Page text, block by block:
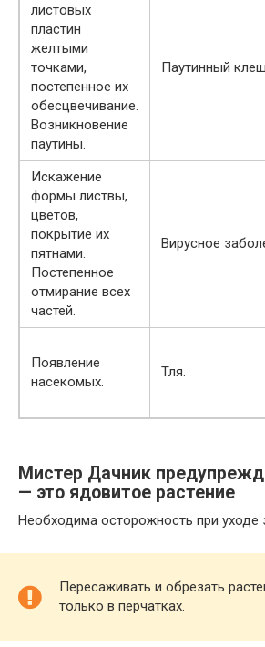
листовых
пластин
желтыми
точками,
постепенное их
обесцвечивание.
Возникновение
паутины.
Паутинный
Искажение
формы листвы,
цветов,
покрытие их
пятнами.
Постепенное
отмирание всех
частей.
Вирусное
Появление
насекомых.
Тля.
Мистер Дачник
— это ядовитое растение
Необходима осторожность при уходе
Пересаживать и обрезать
только в перчатках.